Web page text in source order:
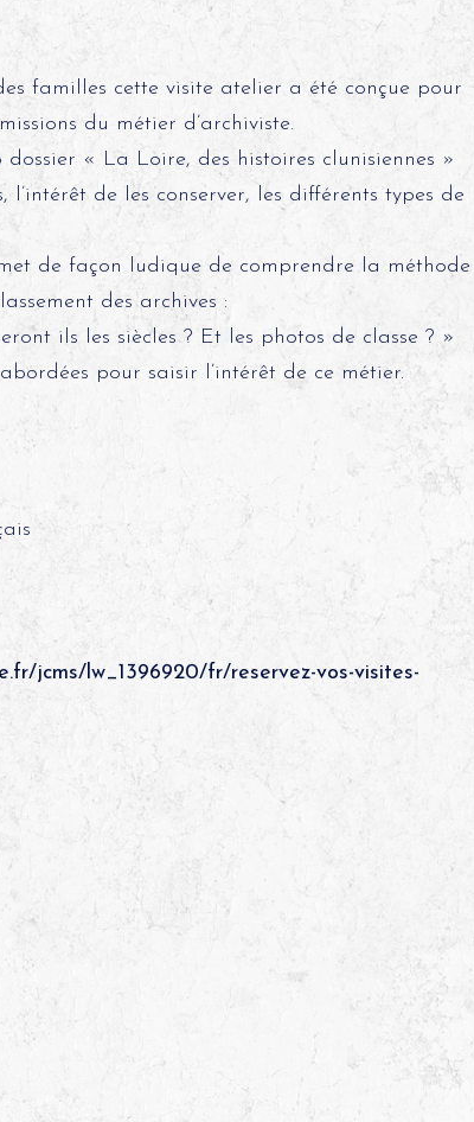
familles cette visite atelier a été conçue pour
du métier d’archiviste.
« La Loire, des histoires clunisiennes »
l’intérêt de les conserver, les différents types de
de façon ludique de comprendre la méthode
des archives :
ils les siècles ? Et les photos de classe ? »
pour saisir l’intérêt de ce métier.
jcms/lw_1396920/fr/reservez-vos-visites-